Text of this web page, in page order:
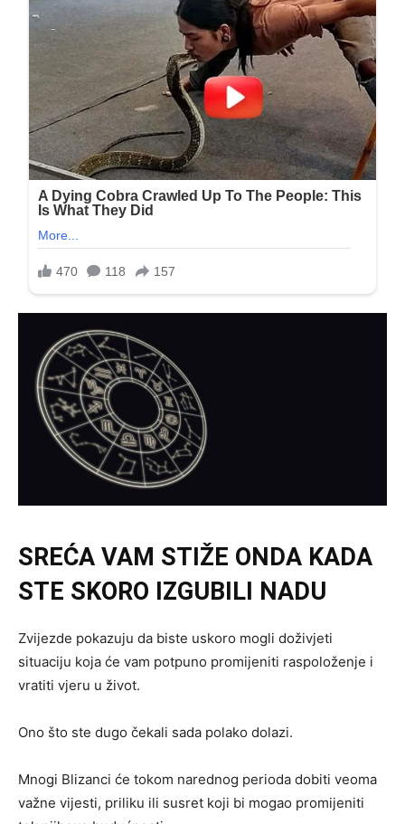
SREĆA VAM STIŽE ONDA KADA
STE SKORO IZGUBILI NADU
Zvijezde pokazuju da biste uskoro mogli doživjeti
situaciju koja će vam potpuno promijeniti raspoloženje i
vratiti vjeru u život.
Ono što ste dugo čekali sada polako dolazi.
Mnogi Blizanci će tokom narednog perioda dobiti veoma
važne vijesti, priliku ili susret koji bi mogao promijeniti